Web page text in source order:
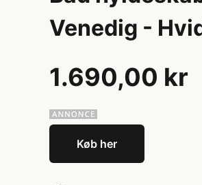
Venedig -
1.690,00 kr
Køb her